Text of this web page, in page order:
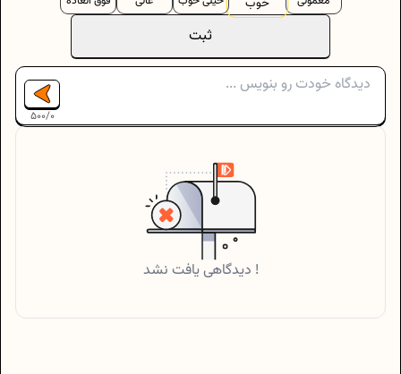
ثبت
500/0
دیدگاهی یافت نشد !